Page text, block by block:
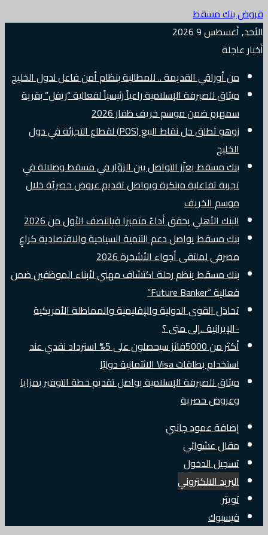
قروض بنك مسقط
الأحد, أغسطس 9 2026
أخبار عاجلة
من أوراقي القديمة .. للمطالبة بنظام أمن فاعل لدول الخليج
ميثاق للصيرفة الإسلامية راعياً رئيسياً لفعالية “ريفل” بقرية
سمهرم ضمن موسم خريف ظفار 2026
زوهو تطلق حل نقاط البيع (POS) لقطاع التجزئة في دول
الخليج
بنك مسقط يعزّز التواصل بين الزوّار في مسقط وصلالة في
تجربة تفاعلية مبتكرة ويواصل تقديم عروض حصريّة خلال
موسم الخريف
البنك الأهلي يحقق أداءً متميزا فيالنصف الأول من 2026
بنك مسقط يواصل دعم التنمية السياحية والاقتصادية كراعٍ
مصرفي لملتقى أجواء الأشخرة 2026
بنك مسقط ينظم رحلة اكتشاف مهني لأبناء الموظفين ضمن
فعالية “Future Banker”
تخاذل القوى الدولية والإقليمية والمماطلة الأمريكية
-الإيرانية ..إلى متى ؟
أكثر من 5000فائز سيحصلون على 5% استرداد نقدي عند
استخدام بطاقات Visa الائتمانية دوليًا
ميثاق للصيرفة الإسلامية يواصل تقديم خطة التوفير بمزايا
وعروض حصرية
إضافة عمود جانبي
مقال عشوائي
تسجيل الدخول
البريد الالكتروني
تويتر
فيسبوك